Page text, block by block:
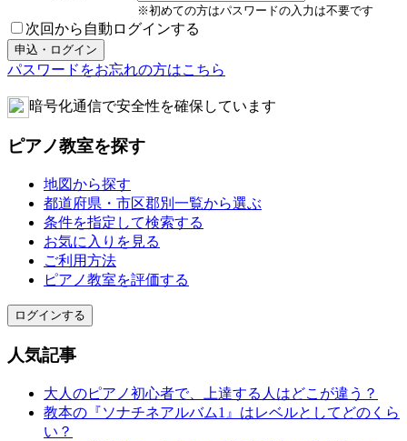
※初めての方はパスワードの入力は不要です
次回から自動ログインする
パスワードをお忘れの方はこちら
暗号化通信で安全性を確保しています
ピアノ教室を探す
地図から探す
都道府県・市区郡別一覧から選ぶ
条件を指定して検索する
お気に入りを見る
ご利用方法
ピアノ教室を評価する
ログインする
人気記事
大人のピアノ初心者で、上達する人はどこが違う？
教本の『ソナチネアルバム1』はレベルとしてどのくら
い？